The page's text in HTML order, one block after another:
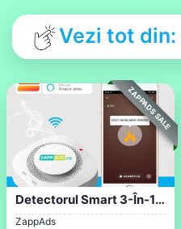
Vezi tot din:
ZAPPADS SALE
Detectorul Smart 3-În-1 Pentru Gaz, Fum...
ZappAds